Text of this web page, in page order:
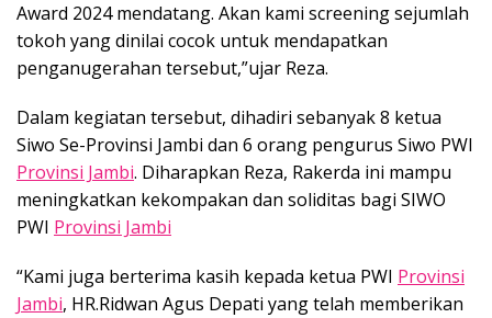
Award 2024 mendatang. Akan kami screening sejumlah
tokoh yang dinilai cocok untuk mendapatkan
penganugerahan tersebut,”ujar Reza.
Dalam kegiatan tersebut, dihadiri sebanyak 8 ketua
Siwo Se-Provinsi Jambi dan 6 orang pengurus Siwo PWI
Provinsi Jambi. Diharapkan Reza, Rakerda ini mampu
meningkatkan kekompakan dan soliditas bagi SIWO
PWI Provinsi Jambi
“Kami juga berterima kasih kepada ketua PWI Provinsi
Jambi, HR.Ridwan Agus Depati yang telah memberikan